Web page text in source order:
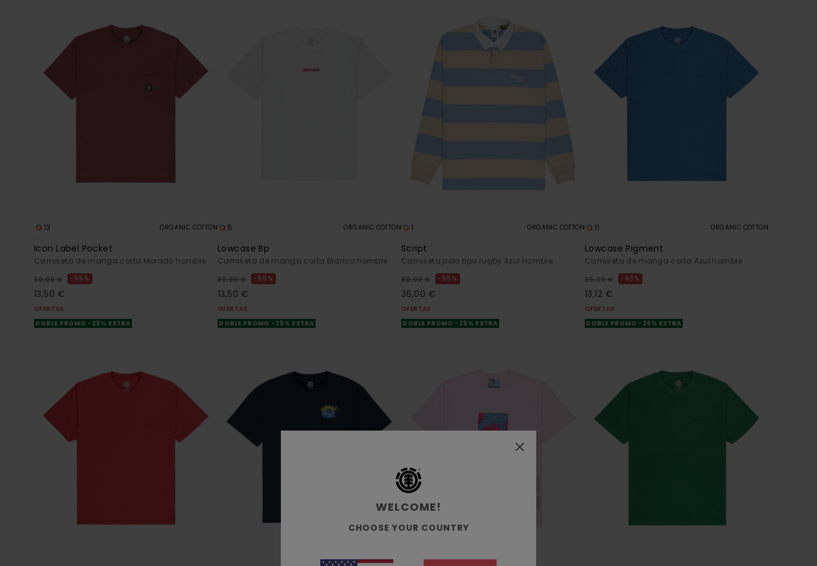
12 ORGANIC COTTON
Icon Label Pocket
Camiseta de manga corta Morado hombre
30,00 € 55%
13,50 €
OFERTAS
DOBLE PROMO -25% EXTRA
5 ORGANIC COTTON
Lowcase Bp
Camiseta de manga corta Blanco hombre
30,00 € 55%
13,50 €
OFERTAS
DOBLE PROMO -25% EXTRA
1 ORGANIC COTTON
Script
Camiseta polo tipo rugby Azul Hombre
80,00 € 55%
36,00 €
OFERTAS
DOBLE PROMO -25% EXTRA
11 ORGANIC COTTON
Lowcase Pigment
Camiseta de manga corta Azul hombre
35,00 € 63%
13,12 €
OFERTAS
DOBLE PROMO -25% EXTRA
WELCOME!
CHOOSE YOUR COUNTRY